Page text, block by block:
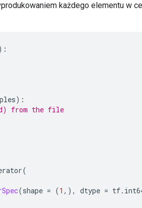
każdego elementu w
):
from the file
(
(shape = (1 ,), dtype = tf.